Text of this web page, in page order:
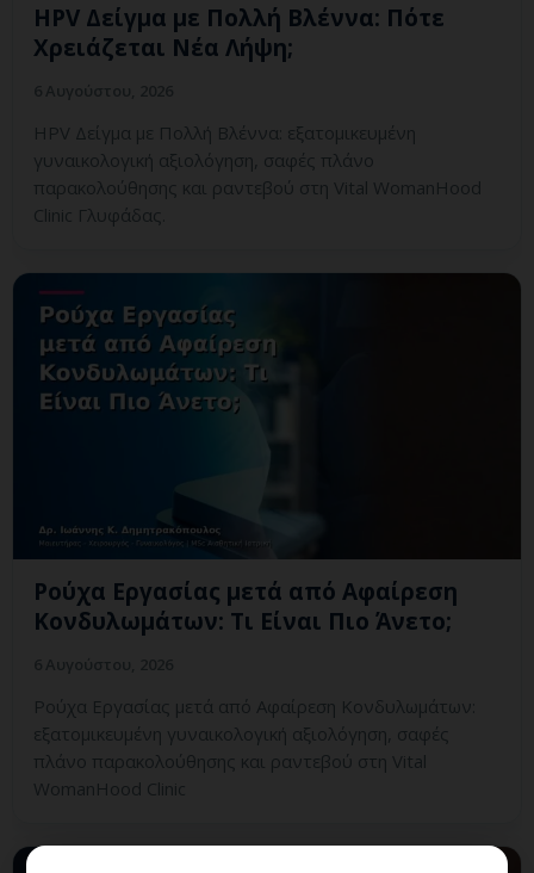
HPV Δείγμα με Πολλή Βλέννα: Πότε
Χρειάζεται Νέα Λήψη;
HPV Δείγμα με Πολλή Βλέννα: εξατομικευμένη
γυναικολογική αξιολόγηση, σαφές πλάνο
παρακολούθησης και ραντεβού στη Vital WomanHood
Clinic Γλυφάδας.
Ρούχα Εργασίας μετά από Αφαίρεση
Κονδυλωμάτων: Τι Είναι Πιο Άνετο;
Ρούχα Εργασίας μετά από Αφαίρεση Κονδυλωμάτων:
εξατομικευμένη γυναικολογική αξιολόγηση, σαφές
πλάνο παρακολούθησης και ραντεβού στη Vital
WomanHood Clinic